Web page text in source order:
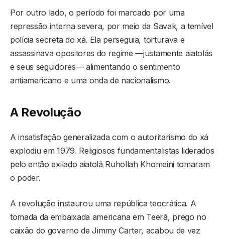
Por outro lado, o período foi marcado por uma
repressão interna severa, por meio da Savak, a temível
polícia secreta do xá. Ela perseguia, torturava e
assassinava opositores do regime —justamente aiatolás
e seus seguidores— alimentando o sentimento
antiamericano e uma onda de nacionalismo.
A Revolução
A insatisfação generalizada com o autoritarismo do xá
explodiu em 1979. Religiosos fundamentalistas liderados
pelo então exilado aiatolá Ruhollah Khomeini tomaram
o poder.
A revolução instaurou uma república teocrática. A
tomada da embaixada americana em Teerã, prego no
caixão do governo de Jimmy Carter, acabou de vez